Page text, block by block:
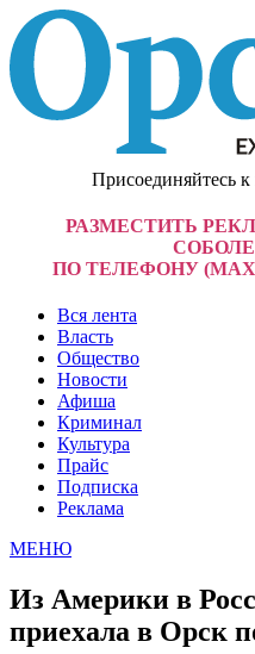
Присоединяйтесь к
РАЗМЕСТИТЬ
ПО ТЕЛЕФОНУ (MAX,
Вся лента
Власть
Общество
Новости
Афиша
Криминал
Культура
Прайс
Подписка
Реклама
МЕНЮ
Из Америки в
приехала в Орск